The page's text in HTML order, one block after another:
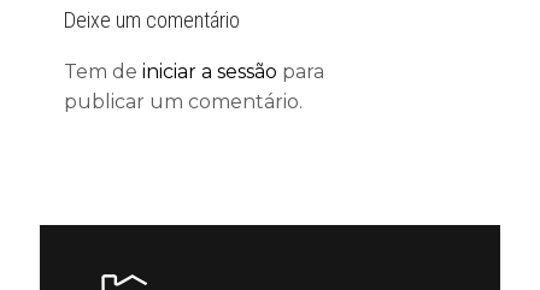
Deixe um comentário
Tem de iniciar a sessão para
publicar um comentário.